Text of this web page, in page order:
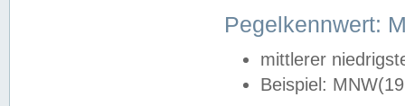
Pegelkennwert:
mittlerer
Beispiel: